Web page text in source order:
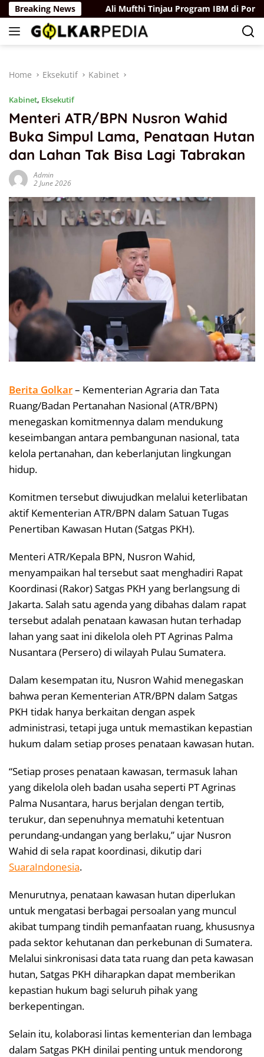
Skip
to
content
Breaking News
Hukum Ali Mufthi Tinjau Program IBM di
Home Eksekutif Kabinet
Kabinet, Eksekutif
Menteri ATR/BPN Nusron Wahid
Buka Simpul Lama, Penataan Hutan
dan Lahan Tak Bisa Lagi Tabrakan
Admin
2 June 2026
Berita Golkar– Kementerian Agraria dan Tata
Ruang/Badan Pertanahan Nasional (ATR/BPN)
menegaskan komitmennya dalam mendukung
keseimbangan antara pembangunan nasional, tata
kelola pertanahan, dan keberlanjutan lingkungan
hidup.
Komitmen tersebut diwujudkan melalui keterlibatan
aktif Kementerian ATR/BPN dalam Satuan Tugas
Penertiban Kawasan Hutan (Satgas PKH).
Menteri ATR/Kepala BPN, Nusron Wahid,
menyampaikan hal tersebut saat menghadiri Rapat
Koordinasi (Rakor) Satgas PKH yang berlangsung di
Jakarta. Salah satu agenda yang dibahas dalam rapat
tersebut adalah penataan kawasan hutan terhadap
lahan yang saat ini dikelola oleh PT Agrinas Palma
Nusantara (Persero) di wilayah Pulau Sumatera.
Dalam kesempatan itu, Nusron Wahid menegaskan
bahwa peran Kementerian ATR/BPN dalam Satgas
PKH tidak hanya berkaitan dengan aspek
administrasi, tetapi juga untuk memastikan kepastian
hukum dalam setiap proses penataan kawasan hutan.
“Setiap proses penataan kawasan, termasuk lahan
yang dikelola oleh badan usaha seperti PT Agrinas
Palma Nusantara, harus berjalan dengan tertib,
terukur, dan sepenuhnya mematuhi ketentuan
perundang-undangan yang berlaku,” ujar Nusron
Wahid di sela rapat koordinasi, dikutip dari
SuaraIndonesia.
Menurutnya, penataan kawasan hutan diperlukan
untuk mengatasi berbagai persoalan yang muncul
akibat tumpang tindih pemanfaatan ruang, khususnya
pada sektor kehutanan dan perkebunan di Sumatera.
Melalui sinkronisasi data tata ruang dan peta kawasan
hutan, Satgas PKH diharapkan dapat memberikan
kepastian hukum bagi seluruh pihak yang
berkepentingan.
Selain itu, kolaborasi lintas kementerian dan lembaga
dalam Satgas PKH dinilai penting untuk mendorong